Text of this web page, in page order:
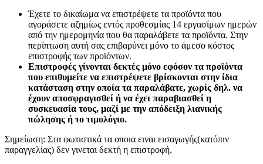
Έχετε το δικαίωμα να επιστρέψετε τα προϊόντα που
αγοράσετε αζημίως εντός προθεσμίας 14 εργασίμων ημερών
από την ημερομηνία που θα παραλάβετε τα προϊόντα. Στην
περίπτωση αυτή σας επιβαρύνει μόνο το άμεσο κόστος
επιστροφής των προϊόντων.
Επιστροφές γίνονται δεκτές μόνο εφόσον τα προϊόντα
που επιθυμείτε να επιστρέψετε βρίσκονται στην ίδια
κατάσταση στην οποία τα παραλάβατε, χωρίς δηλ. να
έχουν αποσφραγισθεί ή να έχει παραβιασθεί η
συσκευασία τους, μαζί με την απόδειξη λιανικής
πώλησης ή το τιμολόγιο.
Σημείωση: Στα φωτιστικά τα οποια ειναι εισαγωγής(κατόπιν
παραγγελίας) δεν γινεται δεκτή η επιστροφή.